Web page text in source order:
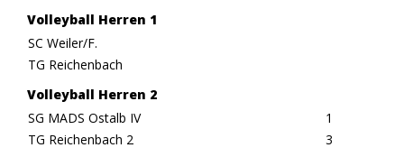
Volleyball Herren 1
SC Weiler/F.
TG Reichenbach
Volleyball Herren 2
SG MADS Ostalb IV
1
TG Reichenbach 2
3